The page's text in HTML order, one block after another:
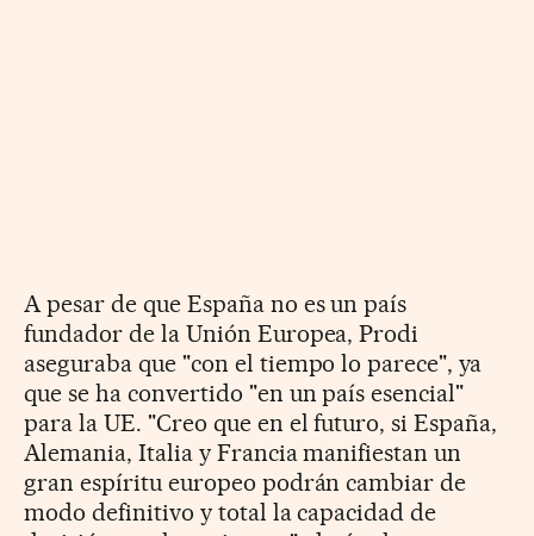
A pesar de que España no es un país
fundador de la Unión Europea, Prodi
aseguraba que "con el tiempo lo parece", ya
que se ha convertido "en un país esencial"
para la UE. "Creo que en el futuro, si España,
Alemania, Italia y Francia manifiestan un
gran espíritu europeo podrán cambiar de
modo definitivo y total la capacidad de